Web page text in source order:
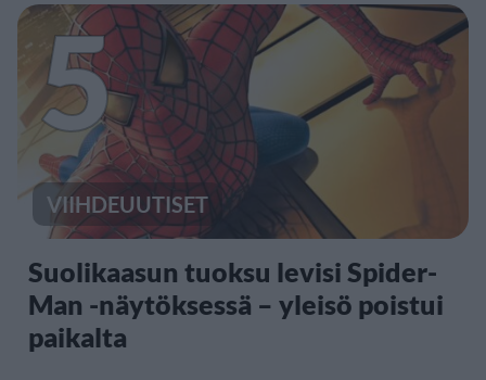
5
VIIHDEUUTISET
Suolikaasun tuoksu levisi Spider-
Man -näytöksessä – yleisö poistui
paikalta